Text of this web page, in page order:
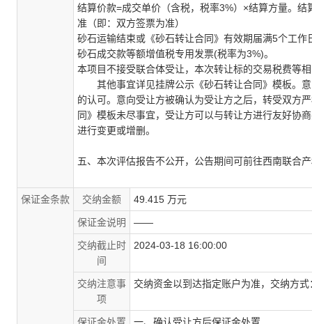
结算价款=成交单价（含税，税率3%） ×结算方量。结
准（即：双方签票为准）
砂石运输结束或《砂石转让合同》有效期届满5个工作
砂石成交款等额增值税专用发票(税率为3%)。
本项目不接受联合体受让，本次转让标的交易税费等
其他事宜详见挂牌公示《砂石转让合同》模板。
的认可。意向受让方被确认为受让方之后，转受双方
同》模板未尽事宜，受让方可以与转让方进行友好协
进行变更或增删。
五、 本次评估报告不公开，公告期间可前往西南联合
保证金条款 交纳金额 49.415 万元
保证金说明 ——
交纳截止时
间
2024-03-18 16:00:00
交纳注意事
项
交纳资金以到达指定账户为准，交纳方式